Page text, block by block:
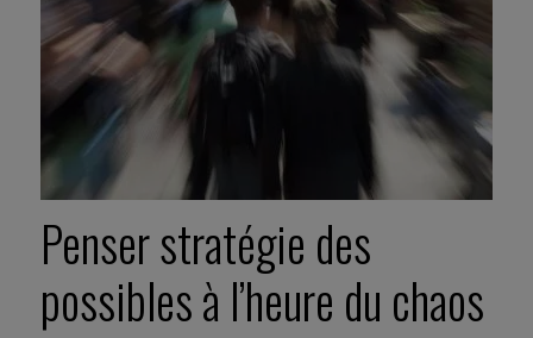
Penser stratégie des
possibles à l’heure du chaos